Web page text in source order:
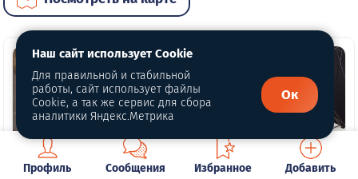
Профиль Сообщения Избранное Добавить
Наш сайт использует Cookie
Для правильной и стабильной
работы, сайт использует файлы
Cookie, а так же сервис для сбора
аналитики Яндекс.Метрика
Ок